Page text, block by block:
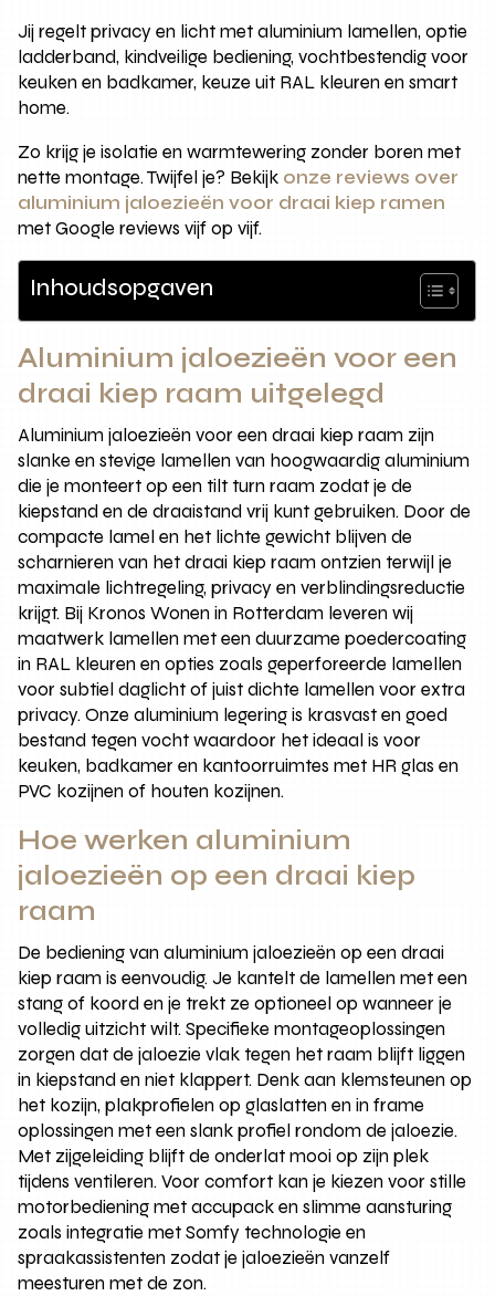
Jij regelt privacy en licht met aluminium lamellen, optie
ladderband, kindveilige bediening, vochtbestendig voor
keuken en badkamer, keuze uit RAL kleuren en smart
home.
Zo krijg je isolatie en warmtewering zonder boren met
nette montage. Twijfel je? Bekijk onze reviews over
aluminium jaloezieën voor draai kiep ramen
met Google reviews vijf op vijf.
Inhoudsopgaven
Aluminium jaloezieën voor een
draai kiep raam uitgelegd
Aluminium jaloezieën voor een draai kiep raam zijn
slanke en stevige lamellen van hoogwaardig aluminium
die je monteert op een tilt turn raam zodat je de
kiepstand en de draaistand vrij kunt gebruiken. Door de
compacte lamel en het lichte gewicht blijven de
scharnieren van het draai kiep raam ontzien terwijl je
maximale lichtregeling, privacy en verblindingsreductie
krijgt. Bij Kronos Wonen in Rotterdam leveren wij
maatwerk lamellen met een duurzame poedercoating
in RAL kleuren en opties zoals geperforeerde lamellen
voor subtiel daglicht of juist dichte lamellen voor extra
privacy. Onze aluminium legering is krasvast en goed
bestand tegen vocht waardoor het ideaal is voor
keuken, badkamer en kantoorruimtes met HR glas en
PVC kozijnen of houten kozijnen.
Hoe werken aluminium
jaloezieën op een draai kiep
raam
De bediening van aluminium jaloezieën op een draai
kiep raam is eenvoudig. Je kantelt de lamellen met een
stang of koord en je trekt ze optioneel op wanneer je
volledig uitzicht wilt. Specifieke montageoplossingen
zorgen dat de jaloezie vlak tegen het raam blijft liggen
in kiepstand en niet klappert. Denk aan klemsteunen op
het kozijn, plakprofielen op glaslatten en in frame
oplossingen met een slank profiel rondom de jaloezie.
Met zijgeleiding blijft de onderlat mooi op zijn plek
tijdens ventileren. Voor comfort kan je kiezen voor stille
motorbediening met accupack en slimme aansturing
zoals integratie met Somfy technologie en
spraakassistenten zodat je jaloezieën vanzelf
meesturen met de zon.